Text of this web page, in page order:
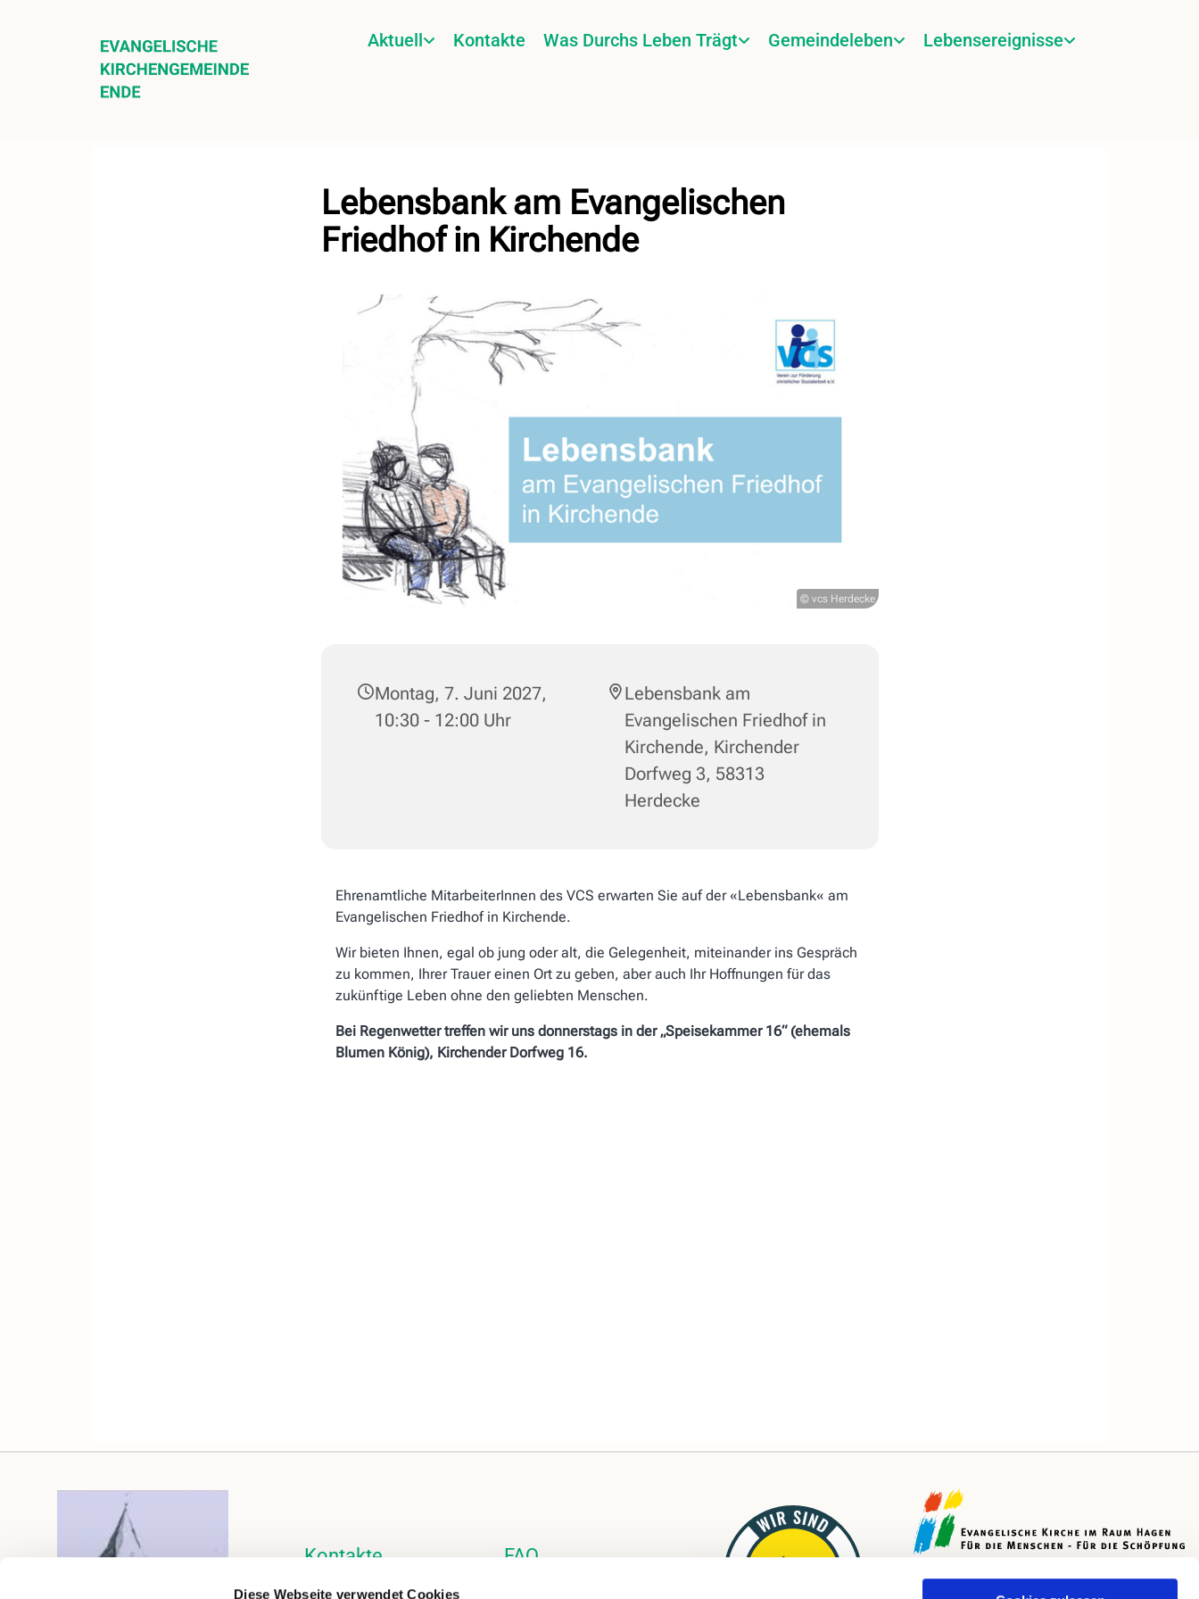
Diese Webseite verwendet Cookies
Aktuell Kontakte Was Durchs Leben Trägt Gemeindeleben Lebensereignisse
Lebensbank am Evangelischen
Friedhof in Kirchende
© vcs Herdecke
Montag, 7. Juni 2027,
10:30 - 12:00 Uhr
Lebensbank am
Evangelischen Friedhof in
Kirchende, Kirchender
Dorfweg 3, 58313
Herdecke
Ehrenamtliche MitarbeiterInnen des VCS erwarten Sie auf der «Lebensbank« am
Evangelischen Friedhof in Kirchende.
Wir bieten Ihnen, egal ob jung oder alt, die Gelegenheit, miteinander ins Gespräch
zu kommen, Ihrer Trauer einen Ort zu geben, aber auch Ihr Hoffnungen für das
zukünftige Leben ohne den geliebten Menschen.
Bei Regenwetter treffen wir uns donnerstags in der „Speisekammer 16“ (ehemals
Blumen König), Kirchender Dorfweg 16.
Kontakte
Kalender
FAQ